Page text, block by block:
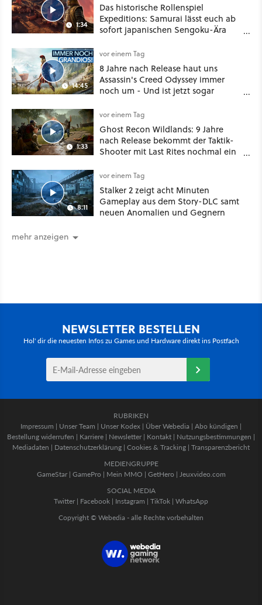
1:34
Das historische Rollenspiel
Expeditions: Samurai lässt euch ab
sofort japanischen Sengoku-Ära
oder Diplomatie
14:45
vor einem Tag
8 Jahre nach Release haut uns
Assassin's Creed Odyssey immer
noch um - Und ist jetzt sogar
1:33
vor einem Tag
Ghost Recon Wildlands: 9 Jahre
nach Release bekommt der Taktik-
Shooter mit Last Rites nochmal ein
8:11
vor einem Tag
Stalker 2 zeigt acht Minuten
Gameplay aus dem Story-DLC samt
neuen Anomalien und Gegnern
mehr anzeigen
NEWSLETTER BESTELLEN
Hol' dir die neuesten Infos zu Games und Hardware direkt ins Postfach
RUBRIKEN
Impressum | Unser Team | Unser Kodex | Über Webedia | Abo kündigen |
Bestellung widerrufen | Karriere | Newsletter | Kontakt | Nutzungsbestimmungen |
Mediadaten | Datenschutzerklärung | Cookies & Tracking | Transparenzbericht
MEDIENGRUPPE
GameStar| GamePro | Mein MMO | GetHero | Jeuxvideo.com
SOCIAL MEDIA
Twitter | Facebook | Instagram | TikTok | WhatsApp
Copyright © Webedia - alle Rechte vorbehalten